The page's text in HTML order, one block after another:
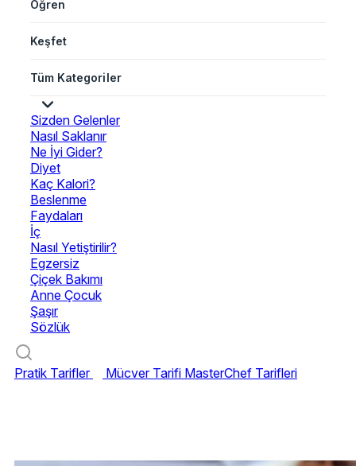
Öğren
Keşfet
Tüm Kategoriler
Sizden Gelenler
Nasıl Saklanır
Ne İyi Gider?
Diyet
Kaç Kalori?
Beslenme
Faydaları
İç
Nasıl Yetiştirilir?
Egzersiz
Çiçek Bakımı
Anne Çocuk
Şaşır
Sözlük
Pratik Tarifler Mücver Tarifi MasterChef Tarifleri